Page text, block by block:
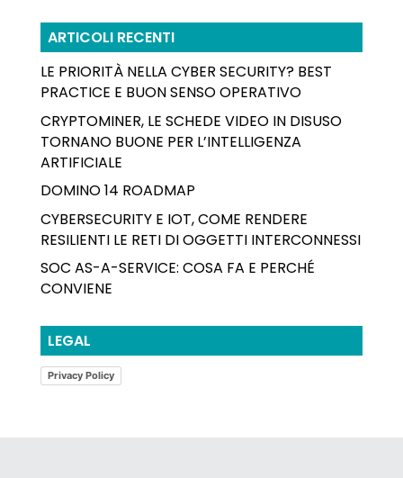
ARTICOLI RECENTI
LE PRIORITÀ NELLA CYBER SECURITY? BEST
PRACTICE E BUON SENSO OPERATIVO
CRYPTOMINER, LE SCHEDE VIDEO IN DISUSO
TORNANO BUONE PER L’INTELLIGENZA
ARTIFICIALE
DOMINO 14 ROADMAP
CYBERSECURITY E IOT, COME RENDERE
RESILIENTI LE RETI DI OGGETTI INTERCONNESSI
SOC AS-A-SERVICE: COSA FA E PERCHÉ
CONVIENE
LEGAL
Privacy Policy